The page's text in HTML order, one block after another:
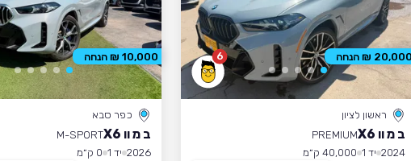
6
ראשון לציון
ב מ וו X6
PREMIUM
2024 יד 1
40,000 ק״מ
20,000 ₪ הנחה
כפר סבא
ב מ וו X6
M-SPORT
2026 יד 1
0 ק״מ
10,000 ₪ הנחה